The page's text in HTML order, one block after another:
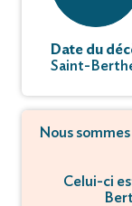
Date du
Saint-
Nous
Celui-ci